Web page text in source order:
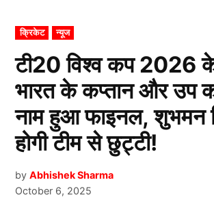
POSTED
IN
क्रिकेट न्यूज
टी20 विश्व कप 2026
भारत के कप्तान और उप
नाम हुआ फाइनल, शुभमन
होगी टीम से छुट्टी!
by Abhishek Sharma
October 6, 2025